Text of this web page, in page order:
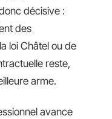
décisive :
des
loi Châtel ou de
reste,
arme.
avance